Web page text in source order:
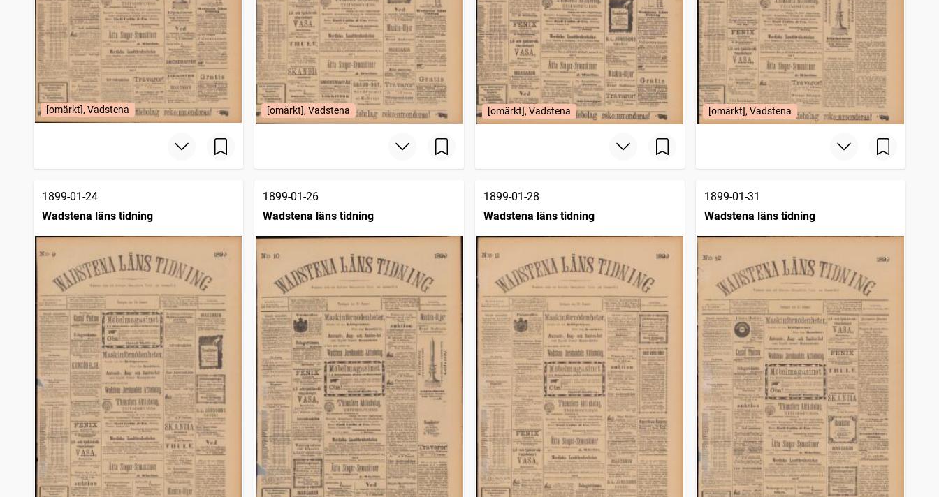
[omärkt], Vadstena [omärkt], Vadstena [omärkt], Vadstena [omärkt], Vadstena
1899-01-24
Wadstena läns tidning
1899-01-26
Wadstena läns tidning
1899-01-28
Wadstena läns tidning
1899-01-31
Wadstena läns tidning